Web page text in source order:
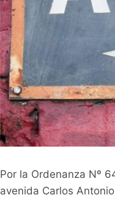
Por la Ordenanza Nº
avenida Carlos